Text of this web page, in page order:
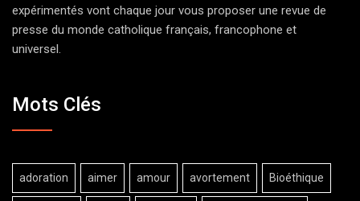
expérimentés vont chaque jour vous proposer une revue de
presse du monde catholique français, francophone et
universel.
Mots Clés
adoration aimer amour avortement Bioéthique